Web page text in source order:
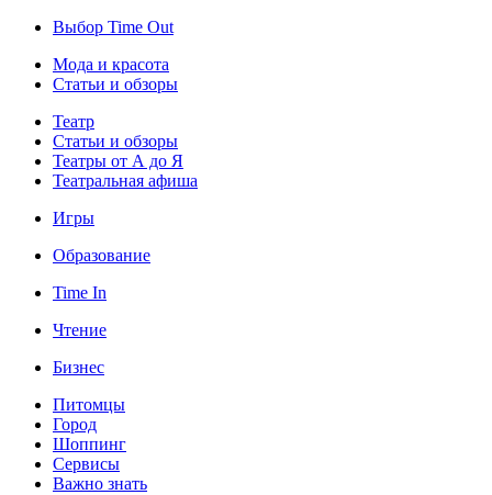
Выбор Time Out
Мода и красота
Статьи и обзоры
Театр
Статьи и обзоры
Театры от А до Я
Театральная афиша
Игры
Образование
Time In
Чтение
Бизнес
Питомцы
Город
Шоппинг
Сервисы
Важно знать